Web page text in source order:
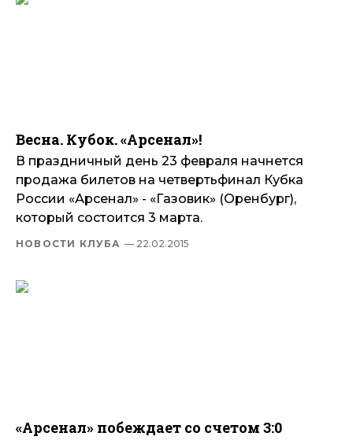
Весна. Кубок. «Арсенал»!
В праздничный день 23 февраля начнется
продажа билетов на четвертьфинал Кубка
России «Арсенал» - «Газовик» (Оренбург),
который состоится 3 марта.
НОВОСТИ КЛУБА — 22.02.2015
«Арсенал» побеждает со счетом 3:0